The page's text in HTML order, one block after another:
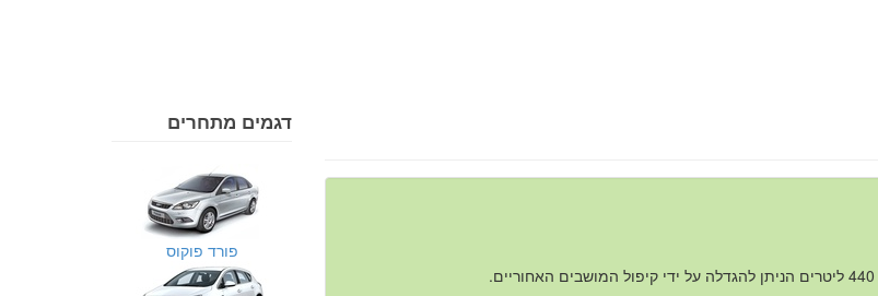
דגמים מתחרים
פורד פוקוס